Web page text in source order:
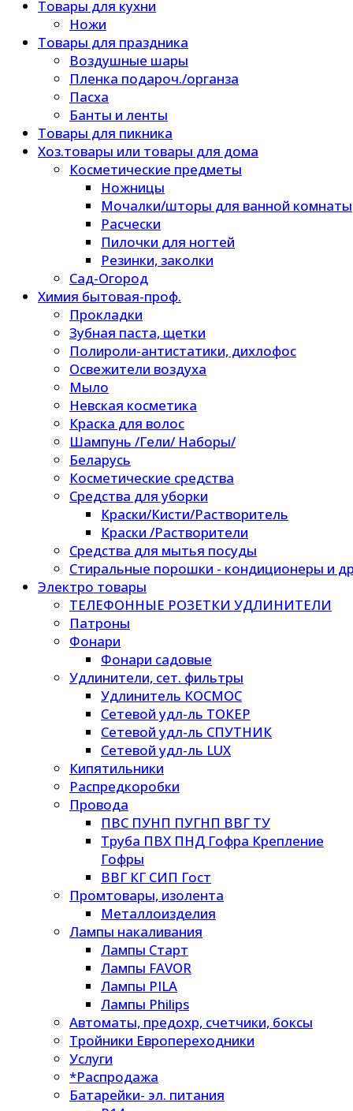
Товары для кухни
Ножи
Товары для праздника
Воздушные шары
Пленка подароч./органза
Пасха
Банты и ленты
Товары для пикника
Хоз.товары или товары для дома
Косметические предметы
Ножницы
Мочалки/шторы для ванной комнаты
Расчески
Пилочки для ногтей
Резинки, заколки
Сад-Огород
Химия бытовая-проф.
Прокладки
Зубная паста, щетки
Полироли-антистатики, дихлофос
Освежители воздуха
Мыло
Невская косметика
Краска для волос
Шампунь /Гели/ Наборы/
Беларусь
Косметические средства
Средства для уборки
Краски/Кисти/Растворитель
Краски /Растворители
Средства для мытья посуды
Стиральные порошки - кондиционеры и
Электро товары
ТЕЛЕФОННЫЕ РОЗЕТКИ УДЛИНИТЕЛИ
Патроны
Фонари
Фонари садовые
Удлинители, сет. фильтры
Удлинитель КОСМОС
Сетевой удл-ль ТОКЕР
Сетевой удл-ль СПУТНИК
Сетевой удл-ль LUX
Кипятильники
Распредкоробки
Провода
ПВС ПУНП ПУГНП ВВГ ТУ
Труба ПВХ ПНД Гофра Крепление
Гофры
ВВГ КГ СИП Гост
Промтовары, изолента
Металлоизделия
Лампы накаливания
Лампы Старт
Лампы FAVOR
Лампы PILA
Лампы Philips
Автоматы, предохр, счетчики, боксы
Тройники Европереходники
Услуги
*Распродажа
Батарейки- эл. питания